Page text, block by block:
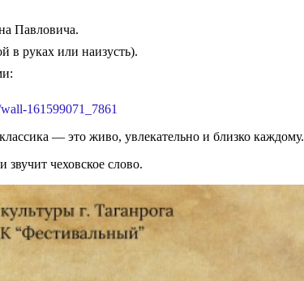
Павловича.
в руках или наизусть).
161599071_7861
— это живо, увлекательно и близко каждому.
чеховское слово.